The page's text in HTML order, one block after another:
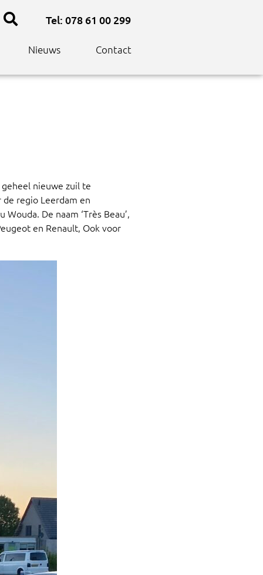
Tel: 078 61 00 299
Nieuws Contact
nieuwe zuil te
regio Leerdam en
De naam ‘Très Beau’,
en Renault, Ook voor